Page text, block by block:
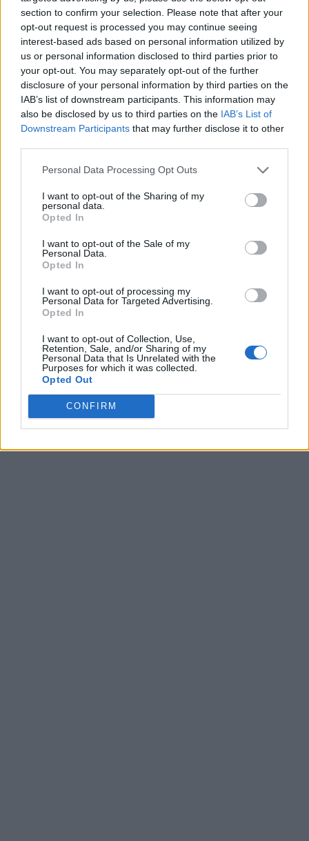
section to confirm your selection. Please note that after your
opt-out request is processed you may continue seeing
interest-based ads based on personal information utilized by
us or personal information disclosed to third parties prior to
your opt-out. You may separately opt-out of the further
disclosure of your personal information by third parties on the
IAB’s list of downstream participants. This information may
also be disclosed by us to third parties on the IAB’s List of
Downstream Participants that may further disclose it to other
Personal Data Processing Opt Outs
I want to opt-out of the Sharing of my
personal data.
Opted In
I want to opt-out of the Sale of my
Personal Data.
Opted In
I want to opt-out of processing my
Personal Data for Targeted Advertising.
Opted In
I want to opt-out of Collection, Use,
Retention, Sale, and/or Sharing of my
Personal Data that Is Unrelated with the
Purposes for which it was collected.
Opted Out
CONFIRM
Strona główna
Counter-Strike
LoL
VALORANT
Wideo
LEC
© Cybersport.pl. Wszelkie prawa zastrzeżone.